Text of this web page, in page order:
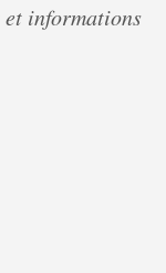
et informations